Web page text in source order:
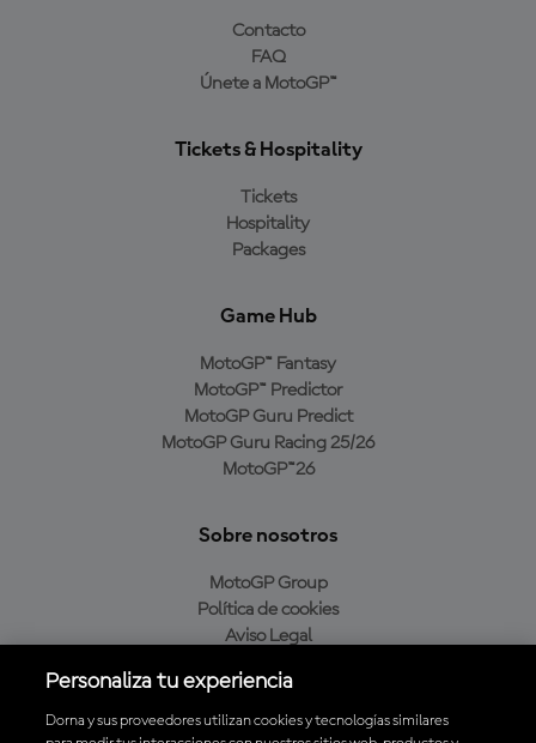
Contacto
FAQ
Únete a MotoGP™
Tickets & Hospitality
Tickets
Hospitality
Packages
Game Hub
MotoGP™ Fantasy
MotoGP™ Predictor
MotoGP Guru Predict
MotoGP Guru Racing 25/26
MotoGP™26
Sobre nosotros
MotoGP Group
Política de cookies
Aviso Legal
Política de compra
Personaliza tu experiencia
Dorna y sus proveedores utilizan cookies y tecnologías similares